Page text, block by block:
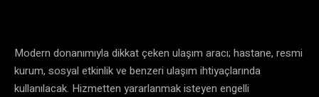
Modern donanımıyla dikkat çeken ulaşım aracı; hastane, resmi
kurum, sosyal etkinlik ve benzeri ulaşım ihtiyaçlarında
kullanılacak. Hizmetten yararlanmak isteyen engelli